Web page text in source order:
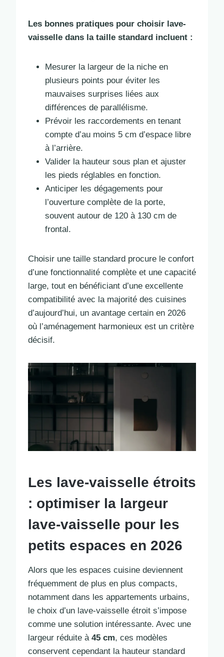
Les bonnes pratiques pour choisir lave-
vaisselle dans la taille standard incluent :
Mesurer la largeur de la niche en
plusieurs points pour éviter les
mauvaises surprises liées aux
différences de parallélisme.
Prévoir les raccordements en tenant
compte d’au moins 5 cm d’espace libre
à l’arrière.
Valider la hauteur sous plan et ajuster
les pieds réglables en fonction.
Anticiper les dégagements pour
l’ouverture complète de la porte,
souvent autour de 120 à 130 cm de
frontal.
Choisir une taille standard procure le confort
d’une fonctionnalité complète et une capacité
large, tout en bénéficiant d’une excellente
compatibilité avec la majorité des cuisines
d’aujourd’hui, un avantage certain en 2026
où l’aménagement harmonieux est un critère
décisif.
Les lave-vaisselle étroits
: optimiser la largeur
lave-vaisselle pour les
petits espaces en 2026
Alors que les espaces cuisine deviennent
fréquemment de plus en plus compacts,
notamment dans les appartements urbains,
le choix d’un lave-vaisselle étroit s’impose
comme une solution intéressante. Avec une
largeur réduite à 45 cm, ces modèles
conservent cependant la hauteur standard